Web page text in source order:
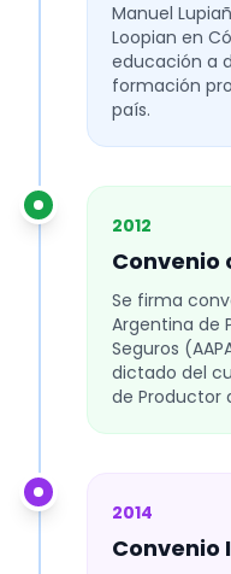
Manuel
Loopian en
educación a
formación
país.
2012
Convenio
Se firma
Argentina de
Seguros
dictado del
de Productor
2014
Convenio